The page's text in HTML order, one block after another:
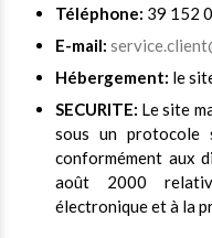
Téléphone: 39 152
E-mail:
Hébergement: le
SECURITE: Le site
sous un protocole
conformément aux
août 2000
électronique et à la